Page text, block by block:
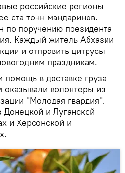
российские регионы
ста тонн мандаринов.
по поручению президента
Каждый житель Абхазии
и отправить цитрусы
праздникам.
помощь в доставке груза
оказывали волонтеры из
"Молодая гвардия",
Донецкой и Луганской
и Херсонской и